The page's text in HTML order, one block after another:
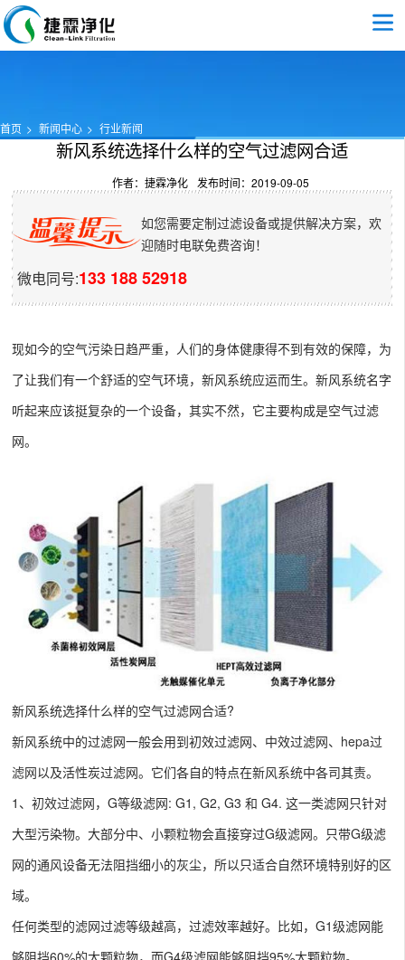
首页 新闻中心 行业新闻
新风系统选择什么样的空气过滤网合适
作者：捷霖净化 发布时间：2019-09-05
如您需要定制过滤设备或提供解决方案，欢
迎随时电联免费咨询！
微电同号:133 188 52918
现如今的空气污染日趋严重，人们的身体健康得不到有效的保障，为
了让我们有一个舒适的空气环境，新风系统应运而生。新风系统名字
听起来应该挺复杂的一个设备，其实不然，它主要构成是空气过滤
网。
新风系统选择什么样的空气过滤网合适?
新风系统中的过滤网一般会用到初效过滤网、中效过滤网、 hepa过
滤网以及活性炭过滤网。它们各自的特点在新风系统中各司其责。
1、 初效过滤网，G等级滤网: G1, G2, G3 和 G4. 这一类滤网只针对
大型污染物。大部分中、小颗粒物会直接穿过G级滤网。只带G级滤
网的通风设备无法阻挡细小的灰尘，所以只适合自然环境特别好的区
域。
任何类型的滤网过滤等级越高，过滤效率越好。比如，G1级滤网能
够阻挡60%的大颗粒物，而G4级滤网能够阻挡95%大颗粒物。